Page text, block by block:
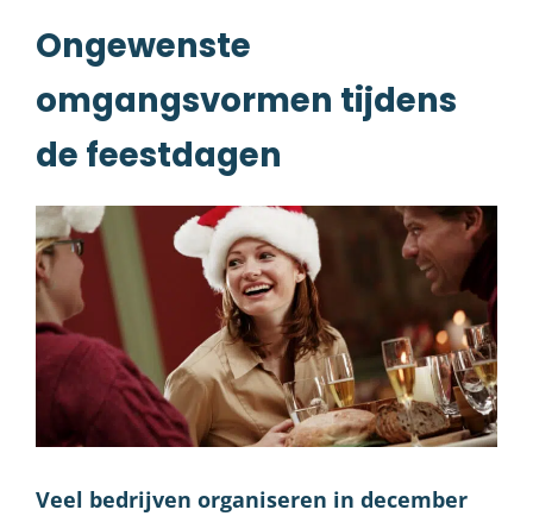
Ongewenste
omgangsvormen tijdens
de feestdagen
Veel bedrijven organiseren in december